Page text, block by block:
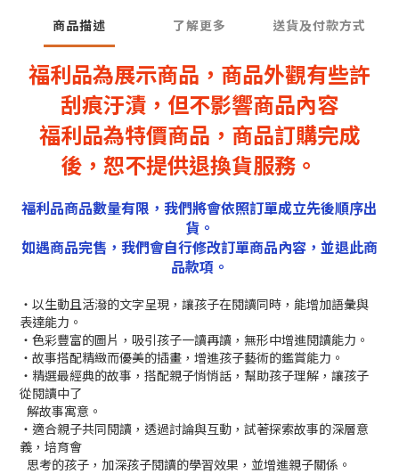
商品描述 了解更多 送貨及付款方式
福利品為展示商品，商品外觀有些許
刮痕汙漬， 但不影響商品內容
福利品為特價商品，商品訂購完成
後，恕不提供退換貨服務。
福利品商品數量有限，我們將會依照訂單成立先後順序出
貨。
如遇商品完售，我們會自行修改訂單商品內容，並退此商
品款項。
‧以生動且活潑的文字呈現，讓孩子在閱讀同時，能增加語彙與
表達能力。
‧色彩豐富的圖片，吸引孩子一讀再讀，無形中增進閱讀能力。
‧故事搭配精緻而優美的插畫，增進孩子藝術的鑑賞能力。
‧精選最經典的故事，搭配親子悄悄話，幫助孩子理解，讓孩子
從閱讀中了
解故事寓意。
‧適合親子共同閱讀，透過討論與互動，試著探索故事的深層意
義，培育會
思考的孩子，加深孩子閱讀的學習效果，並增進親子關係。